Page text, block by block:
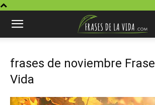
frases de noviembre
Vida